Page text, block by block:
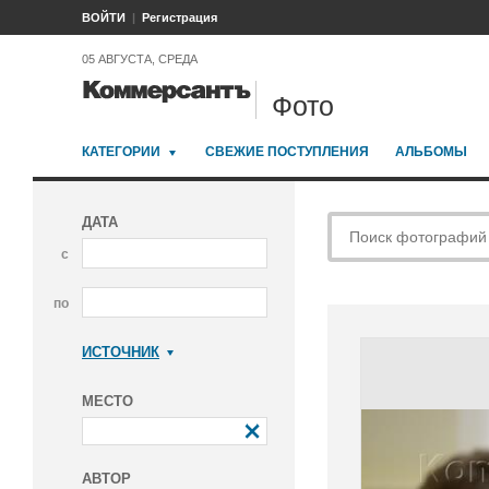
ВОЙТИ Регистрация
05 АВГУСТА, СРЕДА
Фото
КАТЕГОРИИ СВЕЖИЕ ПОСТУПЛЕНИЯ АЛЬБОМЫ
ДАТА
с
по
ИСТОЧНИК
МЕСТО
АВТОР